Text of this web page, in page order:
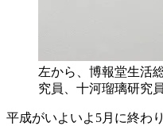
左から、博報堂生活
究員、十河瑠璃研究
平成がいよいよ5月に終わ